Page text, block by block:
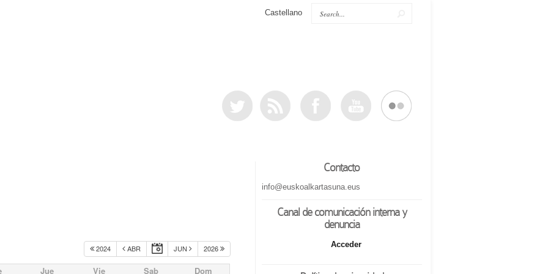
Castellano
2024 ABR JUN 2026
Jue Vie Sab Dom
Contacto
info@euskoalkartasuna.eus
Canal de comunicación interna y
denuncia
Acceder